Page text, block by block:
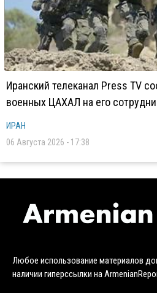
Иранский телеканал Press TV
военных ЦАХАЛ на его
ИРАН
06 Августа 2026 - 17:38
Любое использование материалов
наличии гиперссылки на